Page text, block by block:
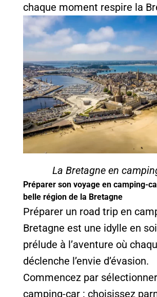
chaque moment respire la
La Bretagne en
Préparer son voyage en camping-
belle région de la Bretagne
Préparer un road trip en
Bretagne est une idylle en
prélude à l’aventure où
déclenche l’envie d’évasion.
Commencez par
camping-car : choisissez